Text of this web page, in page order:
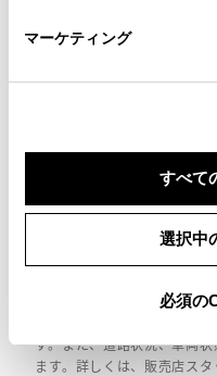
マーケティング
すべて
選択中
必須の
※ グレードによって予防安全
※ グレードや予防安全装置の
ト車の区分が異なる場合が
す。また、道路状況、車両
ます。詳しくは、販売店スタ